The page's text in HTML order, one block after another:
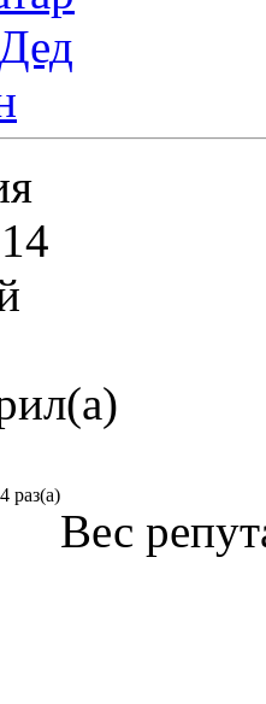
раз(а)
Вес